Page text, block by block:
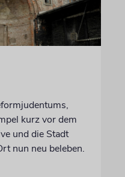
kurz vor dem
und die Stadt
nun neu beleben.